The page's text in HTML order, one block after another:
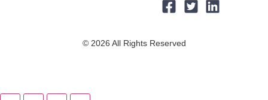
© 2026 All Rights Reserved